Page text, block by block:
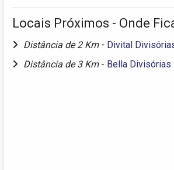
Locais Próximos - Onde
Distância de 2 Km - Divital
Distância de 3 Km - Bella